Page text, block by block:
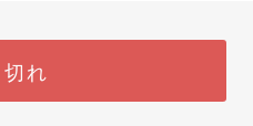
れ